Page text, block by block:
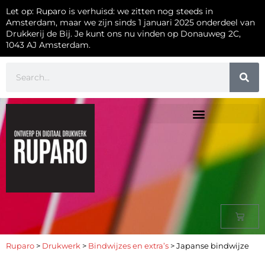
Let op: Ruparo is verhuisd: we zitten nog steeds in
Amsterdam, maar we zijn sinds 1 januari 2025 onderdeel van
Drukkerij de Bij. Je kunt ons nu vinden op Donauweg 2C,
1043 AJ Amsterdam.
Ruparo > Drukwerk > Bindwijzes en extra’s > Japanse bindwijze